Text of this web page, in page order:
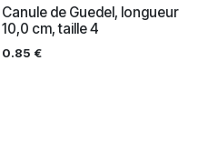
Canule de Guedel, longueur
10,0 cm, taille 4
0.85 €